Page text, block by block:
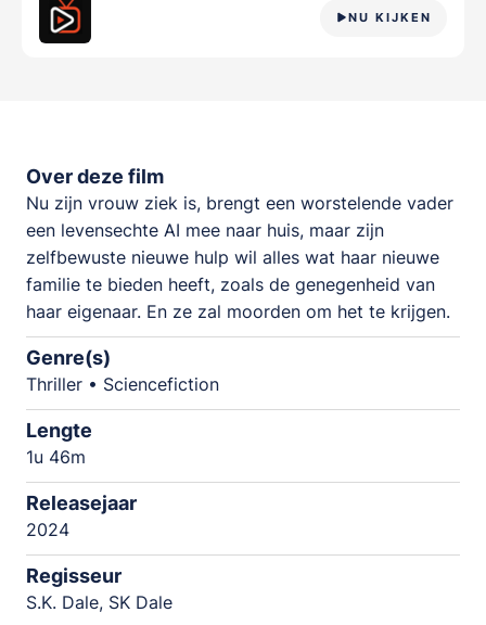
NU KIJKEN
Over deze film
Nu zijn vrouw ziek is, brengt een worstelende vader
een levensechte AI mee naar huis, maar zijn
zelfbewuste nieuwe hulp wil alles wat haar nieuwe
familie te bieden heeft, zoals de genegenheid van
haar eigenaar. En ze zal moorden om het te krijgen.
Genre(s)
Thriller • Sciencefiction
Lengte
1u 46m
Releasejaar
2024
Regisseur
S.K. Dale, SK Dale